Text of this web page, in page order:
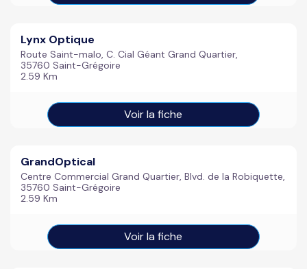
Lynx Optique
Route Saint-malo, C. Cial Géant Grand Quartier,
35760 Saint-Grégoire
2.59 Km
Voir la fiche
GrandOptical
Centre Commercial Grand Quartier, Blvd. de la Robiquette,
35760 Saint-Grégoire
2.59 Km
Voir la fiche